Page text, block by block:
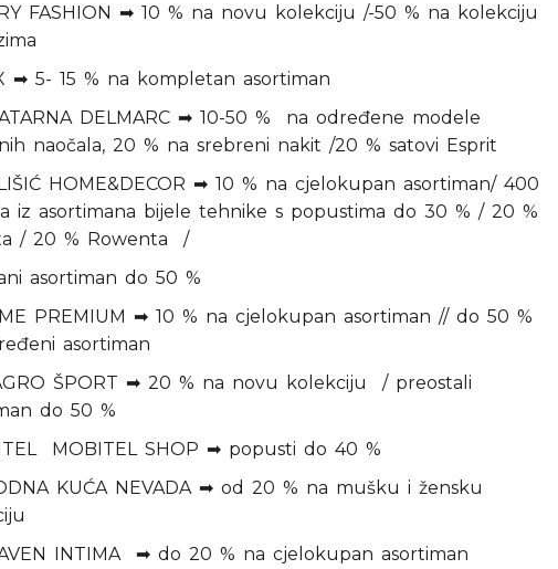
FASHION ➡ 10 % na novu kolekciju /-50 % na kolekciju
➡ 5- 15 % na kompletan asortiman
DELMARC ➡ 10-50 % na određene modele
naočala, 20 % na srebreni nakit /20 % satovi Esprit
HOME&DECOR ➡ 10 % na cjelokupan asortiman/ 400
iz asortimana bijele tehnike s popustima do 30 % / 20 %
/ 20 % Rowenta /
asortiman do 50 %
PREMIUM ➡ 10 % na cjelokupan asortiman // do 50 %
asortiman
ŠPORT ➡ 20 % na novu kolekciju / preostali
do 50 %
MOBITEL SHOP ➡ popusti do 40 %
KUĆA NEVADA ➡ od 20 % na mušku i žensku
INTIMA ➡ do 20 % na cjelokupan asortiman